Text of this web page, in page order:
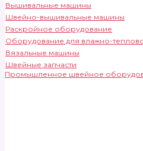
Вышивальные машины
Швейно-вышивальные машины
Раскройное оборудование
Оборудование для влажно-
Вязальные машины
Швейные запчасти
Промышленное швейное